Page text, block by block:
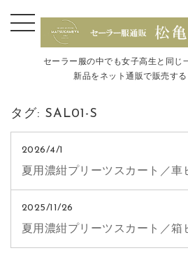
セーラー服の中でも女子高生と同じ
新品をネット通販で販売す
タグ: SAL01-S
2026/4/1
夏用濃紺プリーツスカート／車
2025/11/26
夏用濃紺プリーツスカート／箱